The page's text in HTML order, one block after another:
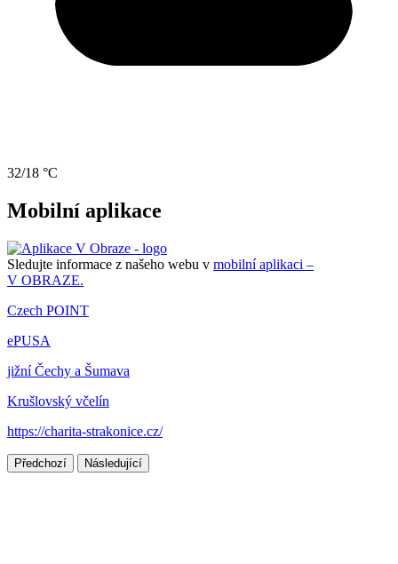
32/18 °C
Mobilní aplikace
Sledujte informace z našeho webu v mobilní aplikaci –
V OBRAZE.
Czech POINT
ePUSA
jižní Čechy a Šumava
Krušlovský včelín
https://charita-strakonice.cz/
Předchozí Následující